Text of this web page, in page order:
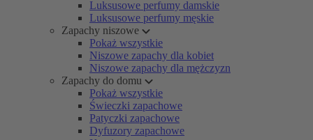
Luksusowe perfumy damskie
Luksusowe perfumy męskie
Zapachy niszowe
Pokaż wszystkie
Niszowe zapachy dla kobiet
Niszowe zapachy dla mężczyzn
Zapachy do domu
Pokaż wszystkie
Świeczki zapachowe
Patyczki zapachowe
Dyfuzory zapachowe